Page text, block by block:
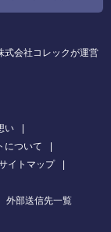
式会社コレックが運営
い
について
イトマップ
外部送信先一覧